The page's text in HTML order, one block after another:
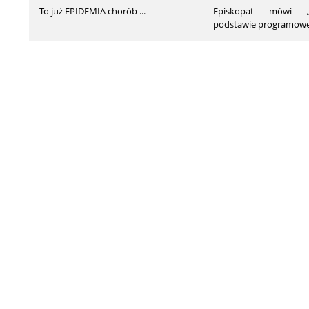
To już EPIDEMIA chorób ...
Episkopat mówi
podstawie